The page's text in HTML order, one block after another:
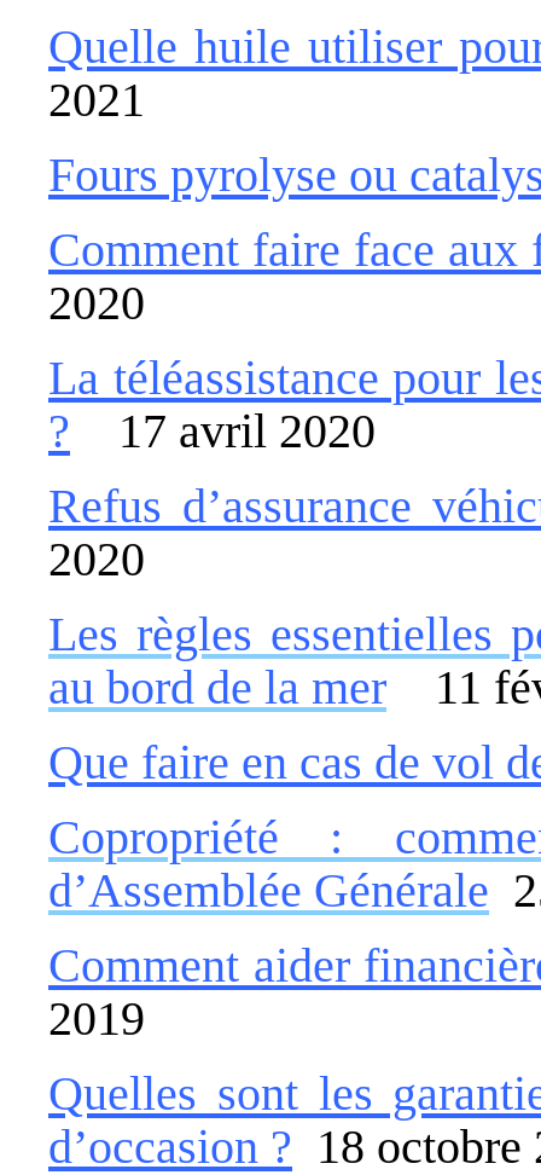
Quelle huile utiliser
2021
Fours pyrolyse ou
Comment faire face aux
2020
La téléassistance pour
?
17 avril 2020
Refus d’assurance
2020
Les règles essentielles
au bord de la mer 11
Que faire en cas de vol
Copropriété :
d’Assemblée Générale
Comment aider
2019
Quelles sont les
d’occasion ? 18 octobre